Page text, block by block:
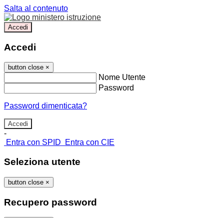
Salta al contenuto
Accedi
Accedi
button close ×
Nome Utente
Password
Password dimenticata?
-
Entra con SPID
Entra con CIE
Seleziona utente
button close ×
Recupero password